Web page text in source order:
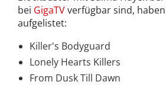
bei GigaTVverfügbar sind,
aufgelistet:
Killer's Bodyguard
Lonely Hearts Killers
From Dusk Till Dawn